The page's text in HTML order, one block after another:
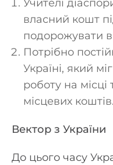
Учителі
власний кошт
подорожувати в
Потрібно
Україні, який
роботу на місці
місцевих коштів.
Вектор з України
До цього часу